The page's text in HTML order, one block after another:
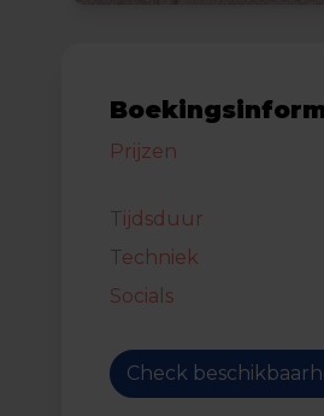
Prijzen
Tijdsduur
Techniek
Socials
Check